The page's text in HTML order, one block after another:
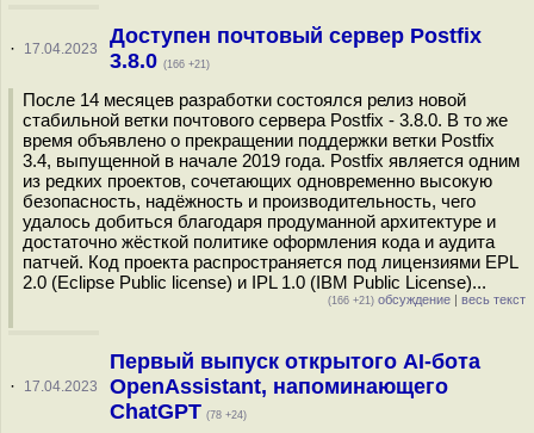
· 17.04.2023
Доступен почтовый сервер Postfix
3.8.0 (166 +21)
После 14 месяцев разработки состоялся релиз новой
стабильной ветки почтового сервера Postfix - 3.8.0. В то же
время объявлено о прекращении поддержки ветки Postfix
3.4, выпущенной в начале 2019 года. Postfix является одним
из редких проектов, сочетающих одновременно высокую
безопасность, надёжность и производительность, чего
удалось добиться благодаря продуманной архитектуре и
достаточно жёсткой политике оформления кода и аудита
патчей. Код проекта распространяется под лицензиями EPL
2.0 (Eclipse Public license) и IPL 1.0 (IBM Public License)...
(166 +21) обсуждение | весь текст
· 17.04.2023
Первый выпуск открытого AI-бота
OpenAssistant, напоминающего
ChatGPT (78 +24)